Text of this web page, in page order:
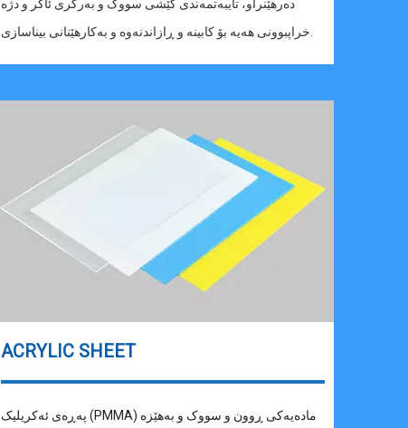
دەرهێنراو، تایبەتمەندی کێشی سووک و بەرگری ئاگر و دژە
ACRYLIC SHEET
پەڕەی ئەکریلیک (PMMA) مادەیەکی ڕوون و سووک و بەهێزە